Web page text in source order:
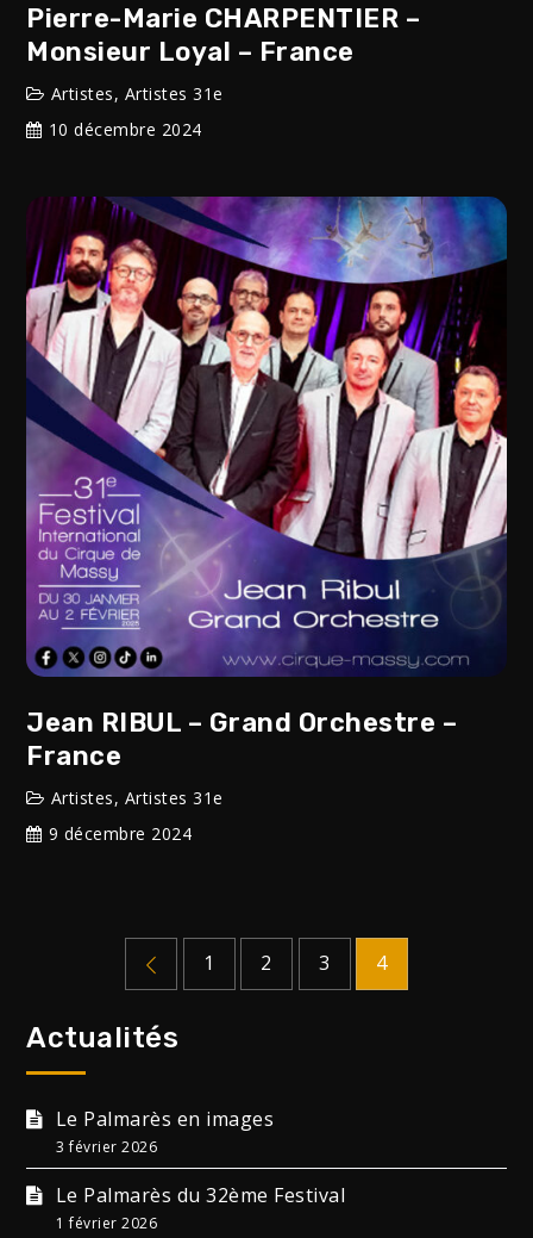
Pierre-Marie CHARPENTIER –
Monsieur Loyal – France
Artistes, Artistes 31e
10 décembre 2024
Jean RIBUL – Grand Orchestre –
France
Artistes, Artistes 31e
9 décembre 2024
Pagination
des
publications
1 2 3 4
Actualités
Le Palmarès en images
3 février 2026
Le Palmarès du 32ème Festival
1 février 2026